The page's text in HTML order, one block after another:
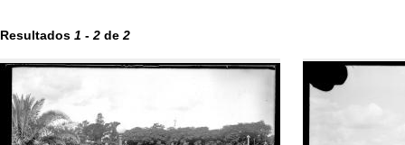
Resultados 1 - 2 de 2